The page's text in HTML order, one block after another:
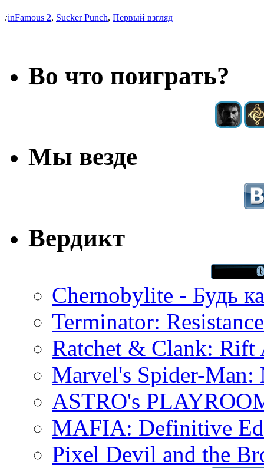
:inFamous 2, Sucker Punch, Первый взгляд
Во что поиграть?
Мы везде
Вердикт
Chernobylite - Будь
Terminator:
Ratchet & Clank: Rift
Marvel's Spider-Man:
ASTRO's
MAFIA: Definitive
Pixel Devil and the